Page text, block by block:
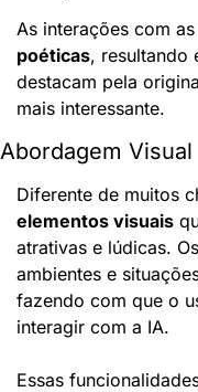
poéticas, resultando
destacam pela
mais interessante.
Abordagem Visual
elementos visuais
atrativas e lúdicas.
ambientes e
fazendo com que o
interagir com a IA.
Essas